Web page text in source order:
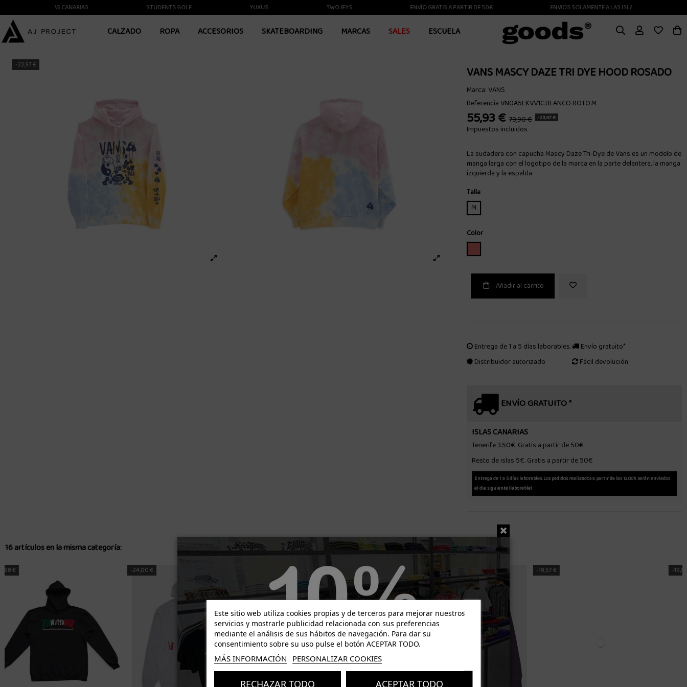
A LAS ISLAS CANARIAS STUDENTS GOLF YUXUS TWOJEYS ENVÍO GRATIS A PARTIR DE 50€ ENVIOS SOLAMENTE A LAS ISLAS CANARIAS
CALZADO ROPA ACCESORIOS SKATEBOARDING MARCAS SALES ESCUELA
-23,97 € VANS MASCY DAZE TRI DYE HOOD ROSADO
Marca: VANS
Referencia VN0A5LKVV1C.BLANCO ROTO.M
55,93 € 79,90 € -23,97 €
Impuestos incluidos
La sudadera con capucha Mascy Daze Tri-Dye de Vans es un modelo de
manga larga con el logotipo de la marca en la parte delantera, la manga
izquierda y la espalda.
Talla
M
Color
Añadir al carrito
Entrega de 1 a 5 días laborables.
Distribuidor autorizado
Envío gratuito*
Fácil devolución
ENVÍO GRATUITO *
ISLAS CANARIAS
Tenerife 3.50€. Gratis a partir de 50€
Resto de islas 5€. Gratis a partir de 50€
Entrega de 1 a 5 días laborables. Los pedidos realizados a partir de las 12.00h serán enviados
el dia siguiente (laborable)
16 artículos en la misma categoría:
-18,57 € -19,80 € -18,38 € -63,60 €
Este sitio web utiliza cookies propias y de terceros para mejorar nuestros
servicios y mostrarle publicidad relacionada con sus preferencias
mediante el análisis de sus hábitos de navegación. Para dar su
consentimiento sobre su uso pulse el botón ACEPTAR TODO.
MÁS INFORMACIÓN PERSONALIZAR COOKIES
RECHAZAR TODO ACEPTAR TODO